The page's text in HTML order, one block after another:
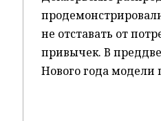
не отставать от
привычек. В
Нового года модели